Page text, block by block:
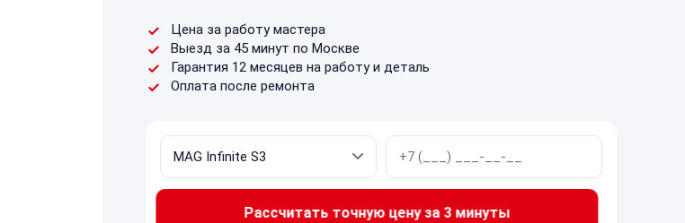
Цена за работу мастера
Выезд за 45 минут по Москве
Гарантия 12 месяцев на работу и деталь
Оплата после ремонта
Рассчитать точную цену за 3 минуты